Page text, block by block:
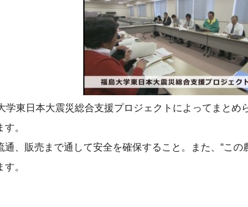
東日本大震災総合支援プロジェクトによってまとめ
。
、販売まで通して安全を確保すること。また、“こ
。